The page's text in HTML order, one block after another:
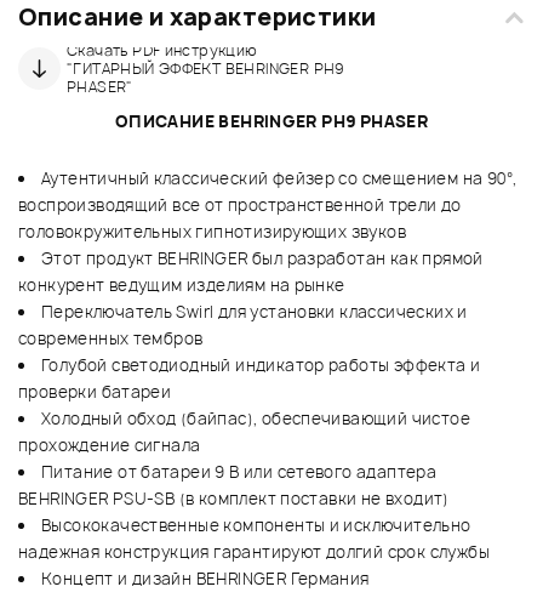
Описание и характеристики
Скачать PDF инструкцию
"ГИТАРНЫЙ ЭФФЕКТ BEHRINGER PH9
PHASER"
ОПИСАНИЕ BEHRINGER PH9 PHASER
Аутентичный классический фейзер со смещением на 90°,
воспроизводящий все от пространственной трели до
головокружительных гипнотизирующих звуков
Этот продукт BEHRINGER был разработан как прямой
конкурент ведущим изделиям на рынке
Переключатель Swirl для установки классических и
современных тембров
Голубой светодиодный индикатор работы эффекта и
проверки батареи
Холодный обход (байпас), обеспечивающий чистое
прохождение сигнала
Питание от батареи 9 В или сетевого адаптера
BEHRINGER PSU-SB (в комплект поставки не входит)
Высококачественные компоненты и исключительно
надежная конструкция гарантируют долгий срок службы
Концепт и дизайн BEHRINGER Германия